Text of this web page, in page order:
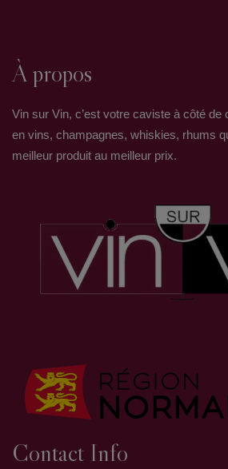
À propos
Vin sur Vin, c’est votre caviste à côté
en vins, champagnes, whiskies, rhums
meilleur produit au meilleur prix.
Contact Info